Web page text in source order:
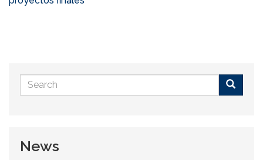
Search
form
News